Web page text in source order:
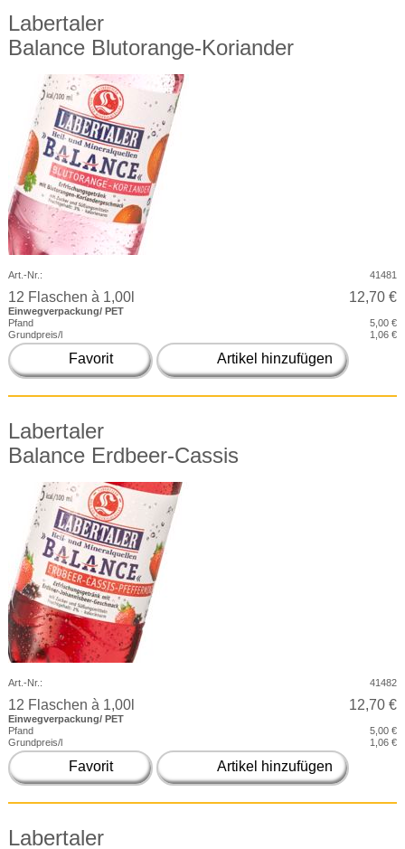
Labertaler
Balance Blutorange-Koriander
Art.-Nr.: 41481
12 Flaschen à 1,00l 12,70 €
Einwegverpackung/ PET
Pfand
5,00 €
Grundpreis/l
1,06 €
Favorit Artikel hinzufügen
Labertaler
Balance Erdbeer-Cassis
Art.-Nr.: 41482
12 Flaschen à 1,00l 12,70 €
Einwegverpackung/ PET
Pfand
5,00 €
Grundpreis/l
1,06 €
Favorit Artikel hinzufügen
Labertaler